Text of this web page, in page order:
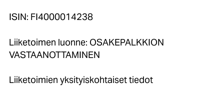
ISIN: FI4000014238
Liiketoimen luonne: OSAKEPALKKION
VASTAANOTTAMINEN
Liiketoimien yksityiskohtaiset tiedot